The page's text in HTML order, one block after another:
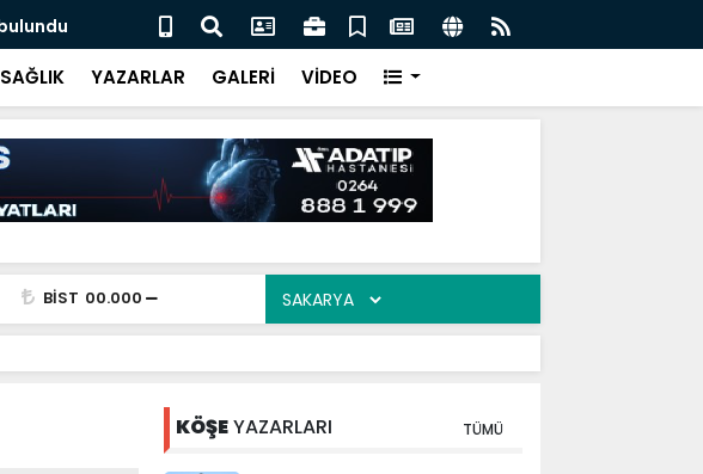
Ali İnci ile Nevzat Ercan buluştu
SAĞLIK YAZARLAR GALERİ VİDEO
BİST 00.000
KÖŞEYAZARLARI TÜMÜ